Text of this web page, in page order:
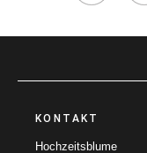
KONTAKT
Hochzeitsblume